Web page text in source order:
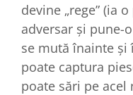
devine „rege” (ia
adversar şi pune-
se mută înainte şi
poate captura
poate sări pe acel